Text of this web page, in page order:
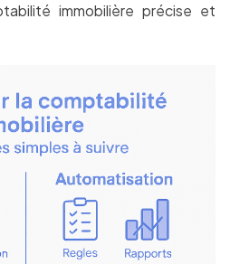
immobilière précise et